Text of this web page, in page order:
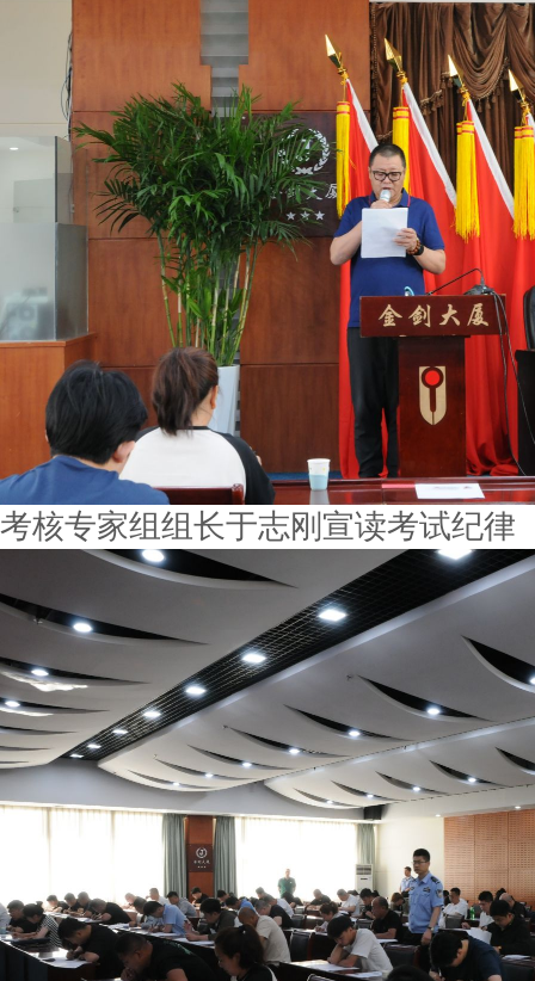
考核专家组组长于志刚宣读考试纪律